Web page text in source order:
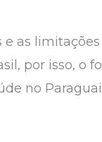
as
por isso, o
no